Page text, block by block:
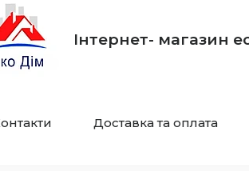
Інтернет- магазин
Доставка та оплата